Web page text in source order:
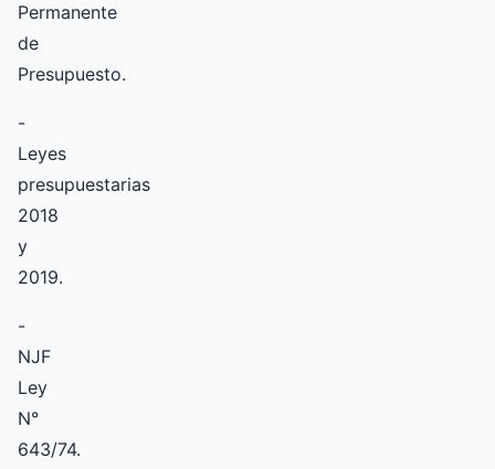
Permanente
de
Presupuesto.
-
Leyes
presupuestarias
2018
y
2019.
-
NJF
Ley
N°
643/74.